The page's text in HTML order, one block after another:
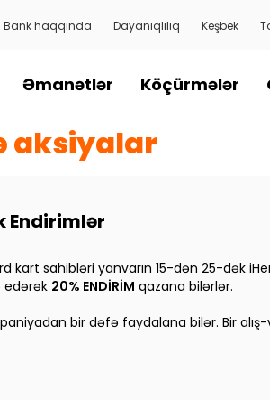
Bank haqqında Dayanıqlılıq Keşbek
Əmanətlər Köçürmələr
aksiyalar
Endirimlər
kart sahibləri yanvarın 15-dən 25-dək
20% ENDİRİM qazana bilərlər.
bir dəfə faydalana bilər. Bir